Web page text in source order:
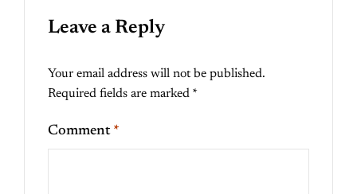
Leave a Reply
Your email address will not be published.
Required fields are marked *
Comment *